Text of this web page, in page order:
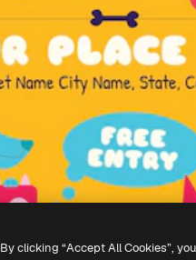
By clicking “Accept All Cookies”,